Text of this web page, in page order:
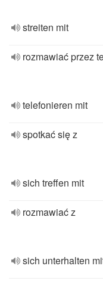
streiten mit
rozmawiać przez
telefonieren mit
spotkać się z
sich treffen mit
rozmawiać z
sich unterhalten